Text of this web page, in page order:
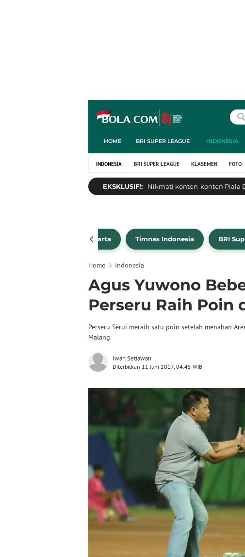
HOME BRI SUPER LEAGUE INDONESIA
INDONESIA BRI SUPER LEAGUE KLASEMEN FOTO
EKSKLUSIF!: Nikmati konten-konten Piala
Persija Jakarta Timnas Indonesia BRI
Home Indonesia
Agus Yuwono
Perseru Raih Poin
Perseru Serui meraih satu poin setelah menahan
Malang.
Iwan Setiawan
Diterbitkan 11 Juni 2017, 04:45 WIB